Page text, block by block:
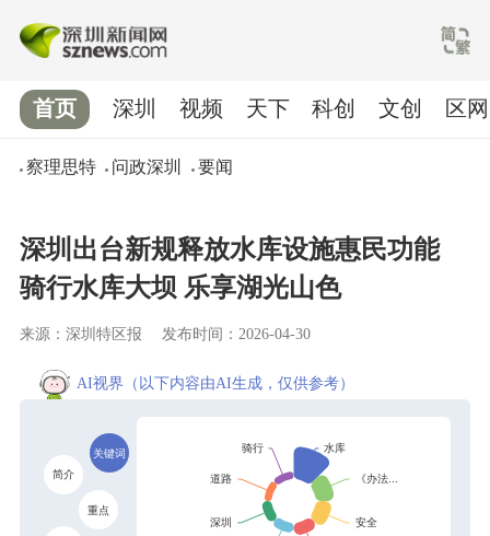
首页
察理思特 问政深圳 要闻
深圳 视频 天下 科创 文创 区网
深圳出台新规释放水库设施惠民功能
骑行水库大坝 乐享湖光山色
来源：深圳特区报 发布时间：2026-04-30
AI视界 （以下内容由AI生成，仅供参考）
关键词
简介
重点